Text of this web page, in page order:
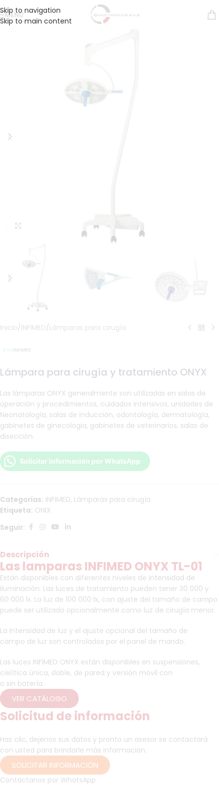
Skip to navigation
Skip to main content
MENÚ
Haga Click para agrandar
Inicio/INFIMED/Lámparas para cirugía
Lámpara para cirugía y tratamiento ONYX
Las lámparas ONYX generalmente son utilizadas en salas de
operación y procedimientos, cuidados intensivos, unidades de
Neonatología, salas de inducción, odontología, dermatología,
gabinetes de ginecologia, gabinetes de veterinarios, salas de
disección.
Solicitar información por WhatsApp
Categorías: INFIMED, Lámparas para cirugía
Etiqueta: ONIX
Seguir:
Descripción
Las lamparas INFIMED ONYX TL-01
Están disponibles con diferentes niveles de intensidad de
iluminación. Las luces de tratamiento pueden tener 30 000 y
60 000 lx. La luz de 100 000 lx, con ajuste del tamaño de campo
puede ser utilizado opcionalmente como luz de cirugía menor.
La intensidad de luz y el ajuste opcional del tamaño de
campo de luz son controlados por el panel de mando.
Las luces INFIMED ONYX están disponibles en suspensiones,
cielítica única, doble, de pared y versión móvil con
o sin batería.
VER CATÁLOGO
Solicitud de información
Haz clic, dejenos sus datos y pronto un asesor se contactará
con usted para brindarle más información.
SOLICITAR INFORMACIÓN
Contáctanos por WhatsApp